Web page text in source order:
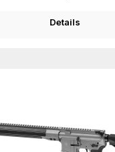
Details